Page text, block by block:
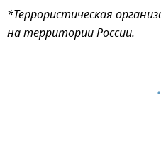
*Террористическая
на территории России.